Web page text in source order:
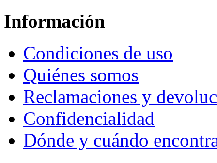
Información
Condiciones de uso
Quiénes somos
Reclamaciones y
Confidencialidad
Dónde y cuándo